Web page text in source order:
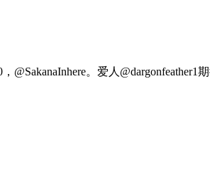
。爱人